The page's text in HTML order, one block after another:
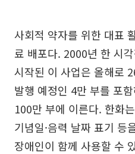
사회적 약자를 위한 대표
료 배포다. 2000년 한 시
시작된 이 사업은 올해로
발행 예정인 4만 부를 포
100만 부에 이른다. 한화
기념일·음력 날짜 표기 등
장애인이 함께 사용할 수